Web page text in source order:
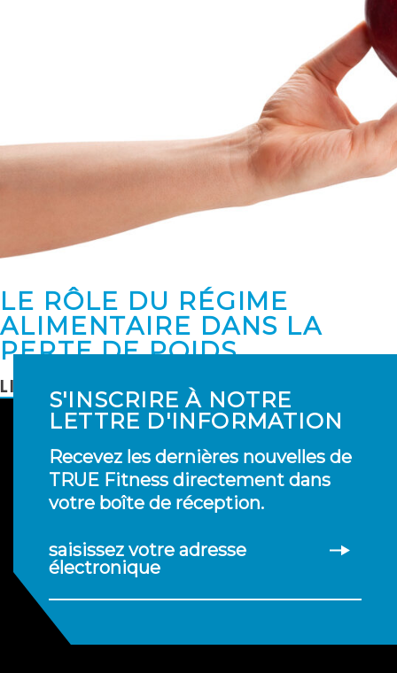
LE RÔLE DU RÉGIME
ALIMENTAIRE DANS LA
PERTE DE POIDS
LIRE LA SUITE
S'INSCRIRE À NOTRE
LETTRE D'INFORMATION
Recevez les dernières nouvelles de
TRUE Fitness directement dans
votre boîte de réception.
saisissez votre adresse
électronique